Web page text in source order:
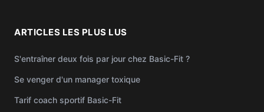
ARTICLES LES PLUS LUS
S'entraîner deux fois par jour chez Basic-Fit ?
Se venger d'un manager toxique
Tarif coach sportif Basic-Fit